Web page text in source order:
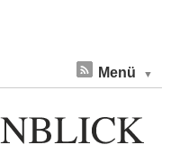
Menü